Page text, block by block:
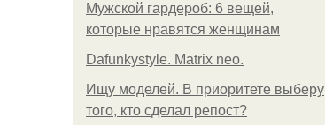
Мужской гардероб: 6 вещей,
которые нравятся женщинам
Dafunkystyle. Matrix neo.
Ищу моделей. В приоритете выберу
того, кто сделал репост?